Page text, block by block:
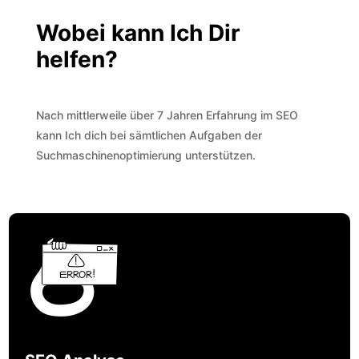
Wobei kann Ich Dir
helfen?
Nach mittlerweile über 7 Jahren Erfahrung im SEO
kann Ich dich bei sämtlichen Aufgaben der
Suchmaschinenoptimierung unterstützen.